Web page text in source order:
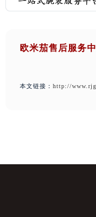
欧米茄售后服务
本文链接： http://